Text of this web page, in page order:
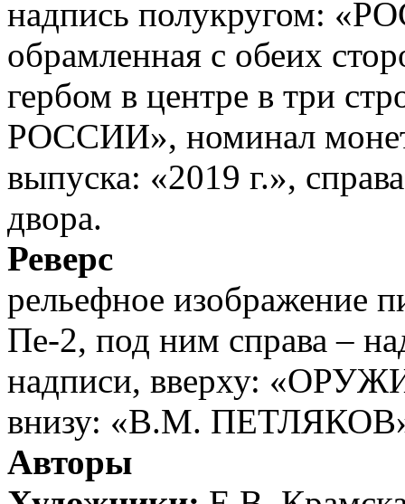
надпись полукругом:
обрамленная с обеих
гербом в центре в три
РОССИИ», номинал
выпуска: «2019 г.»,
двора.
Реверс
рельефное изображение
Пе-2, под ним справа –
надписи, вверху:
внизу: «В.М.
Авторы